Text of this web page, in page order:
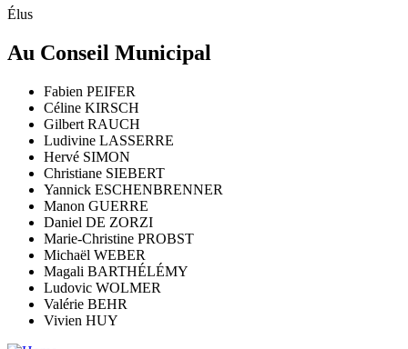
Élus
Au Conseil Municipal
Fabien PEIFER
Céline KIRSCH
Gilbert RAUCH
Ludivine LASSERRE
Hervé SIMON
Christiane SIEBERT
Yannick ESCHENBRENNER
Manon GUERRE
Daniel DE ZORZI
Marie-Christine PROBST
Michaël WEBER
Magali BARTHÉLÉMY
Ludovic WOLMER
Valérie BEHR
Vivien HUY